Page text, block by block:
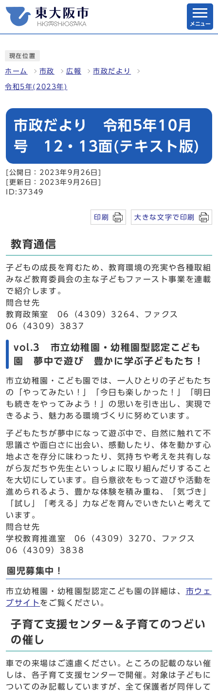
メニュー
現在位置
ホーム 市政 広報 市政だより
令和5年(2023年)
市政だより 令和5年10月
号 12・13面(テキスト版)
[公開日：2023年9月26日]
[更新日：2023年9月26日]
ID:37349
印刷 大きな文字で印刷
教育通信
子どもの成長を育むため、教育環境の充実や各種取組
みなど教育委員会の主な子どもファースト事業を連載
で紹介します。
問合せ先
教育政策室 06（4309）3264、ファクス
06（4309）3837
vol.3 市立幼稚園・幼稚園型認定こども
園 夢中で遊び 豊かに学ぶ子どもたち！
市立幼稚園・こども園では、一人ひとりの子どもたち
の「やってみたい！」「今日も楽しかった！」「明日
も続きをやってみよう！」の思いを引き出し、実現で
きるよう、魅力ある環境づくりに努めています。
子どもたちが夢中になって遊ぶ中で、自然に触れて不
思議さや面白さに出会い、感動したり、体を動かす心
地よさを存分に味わったり、気持ちや考えを共有しな
がら友だちや先生といっしょに取り組んだりすること
を大切にしています。自ら意欲をもって遊びや活動を
進められるよう、豊かな体験を積み重ね、「気づき」
「試し」「考える」力などを育んでいきたいと考えて
います。
問合せ先
学校教育推進室 06（4309）3270、ファクス
06（4309）3838
園児募集中！
市立幼稚園・幼稚園型認定こども園の詳細は、 市ウェ
ブサイト をご覧ください。
子育て支援センター＆子育てのつどい
の催し
車での来場はご遠慮ください。ところの記載のない催
しは、各子育て支援センターで開催。対象は子どもに
ついてのみ記載していますが、全て保護者が同伴して